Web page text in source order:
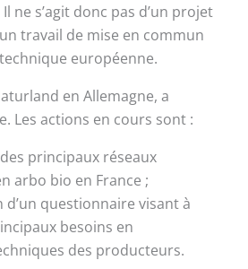
Il ne s’agit donc pas d’un projet
travail de mise en commun
européenne.
en Allemagne, a
Les actions en cours sont :
principaux réseaux
arbo bio en France ;
questionnaire visant à
besoins en
des producteurs.